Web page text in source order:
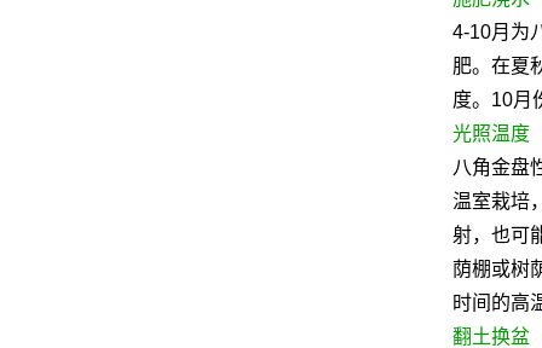
4-10月为
肥。在夏
度。10月
光照温度
八角金盘
温室栽培
射，也可
荫棚或树
时间的高
翻土换盆